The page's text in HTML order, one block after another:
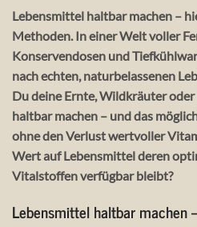
Lebensmittel haltbar machen –
Methoden. In einer Welt voller
Konservendosen und
nachechten, naturbelassenen
Du deine Ernte, Wildkräuter
haltbar machen – und das
ohne den Verlust wertvoller
Wert auf Lebensmittel deren
Vitalstoffen verfügbar bleibt?
Lebensmittel haltbar machen